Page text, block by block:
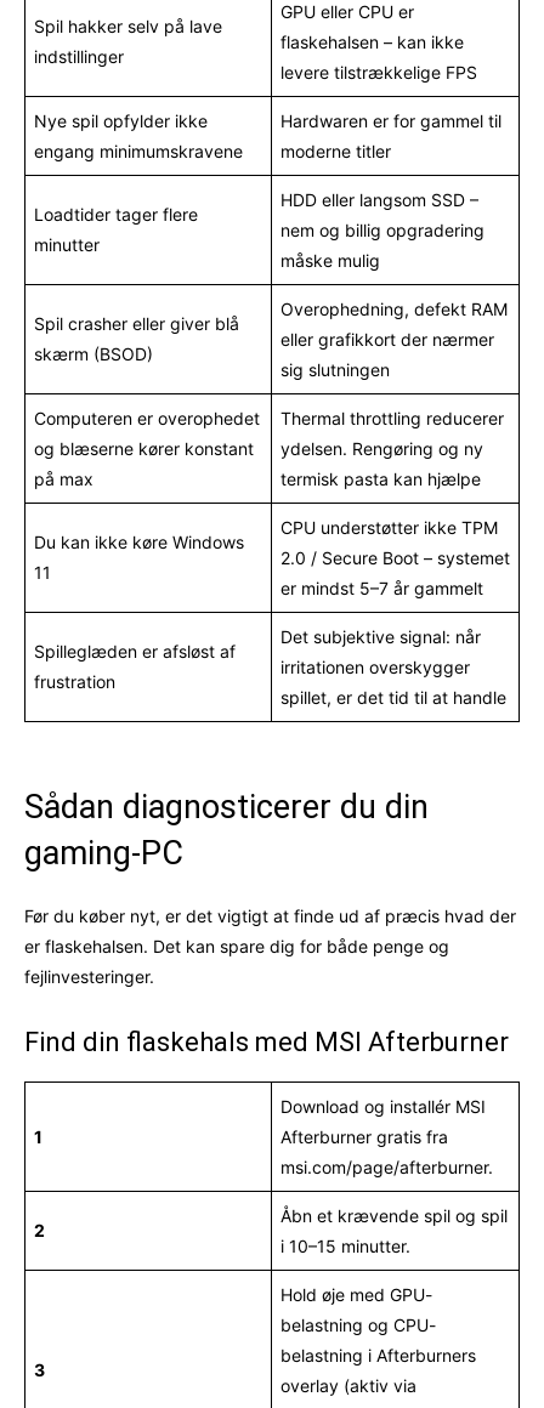
Spil hakker selv på lave
indstillinger
GPU eller CPU er
flaskehalsen – kan ikke
levere tilstrækkelige FPS
Nye spil opfylder ikke
engang minimumskravene
Hardwaren er for gammel til
moderne titler
Loadtider tager flere
minutter
HDD eller langsom SSD –
nem og billig opgradering
måske mulig
Spil crasher eller giver blå
skærm (BSOD)
Overophedning, defekt RAM
eller grafikkort der nærmer
sig slutningen
Computeren er overophedet
og blæserne kører konstant
på max
Thermal throttling reducerer
ydelsen. Rengøring og ny
termisk pasta kan hjælpe
Du kan ikke køre Windows
11
CPU understøtter ikke TPM
2.0 / Secure Boot – systemet
er mindst 5–7 år gammelt
Spilleglæden er afsløst af
frustration
Det subjektive signal: når
irritationen overskygger
spillet, er det tid til at handle
Sådan diagnosticerer du din
gaming-PC
Før du køber nyt, er det vigtigt at finde ud af præcis hvad der
er flaskehalsen. Det kan spare dig for både penge og
fejlinvesteringer.
Find din flaskehals med MSI Afterburner
1
Download og installér MSI
Afterburner gratis fra
msi.com/page/afterburner.
2
Åbn et krævende spil og spil
i 10–15 minutter.
3
Hold øje med GPU-
belastning og CPU-
belastning i Afterburners
overlay (aktiv via